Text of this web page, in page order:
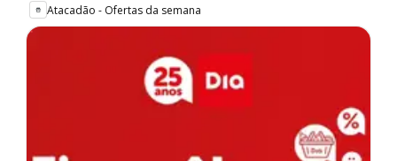
Atacadão - Ofertas da semana